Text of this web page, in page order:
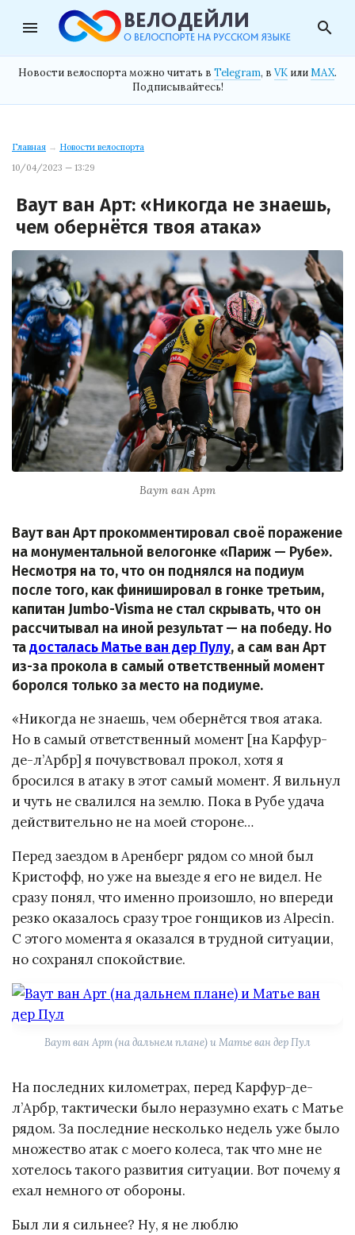
menu search
Новости велоспорта можно читать в Telegram, в VK илиMAX.
Подписывайтесь!
Главная → Новости велоспорта
10/04/2023 — 13:29
Ваут ван Арт: «Никогда не знаешь,
чем обернётся твоя атака»
Ваут ван Арт
Ваут ван Арт прокомментировал своё поражение
на монументальной велогонке «Париж — Рубе».
Несмотря на то, что он поднялся на подиум
после того, как финишировал в гонке третьим,
капитан Jumbo-Visma не стал скрывать, что он
рассчитывал на иной результат — на победу. Но
тадосталась Матье ван дер Пулу, а сам ван Арт
из-за прокола в самый ответственный момент
боролся только за место на подиуме.
«Никогда не знаешь, чем обернётся твоя атака.
Но в самый ответственный момент [на Карфур-
де-л’Арбр] я почувствовал прокол, хотя я
бросился в атаку в этот самый момент. Я вильнул
и чуть не свалился на землю. Пока в Рубе удача
действительно не на моей стороне…
Перед заездом в Аренберг рядом со мной был
Кристофф, но уже на выезде я его не видел. Не
сразу понял, что именно произошло, но впереди
резко оказалось сразу трое гонщиков из Alpecin.
С этого момента я оказался в трудной ситуации,
но сохранял спокойствие.
Ваут ван Арт (на дальнем плане) и Матье ван дер Пул
На последних километрах, перед Карфур-де-
л’Арбр, тактически было неразумно ехать с Матье
рядом. За последние несколько недель уже было
множество атак с моего колеса, так что мне не
хотелось такого развития ситуации. Вот почему я
ехал немного от обороны.
Был ли я сильнее? Ну, я не люблю